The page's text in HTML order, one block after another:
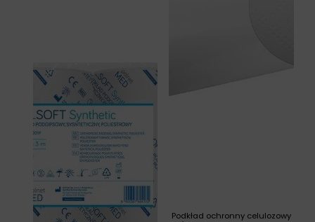
Podkład ochronny celulozowy